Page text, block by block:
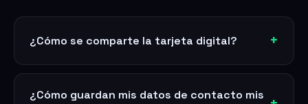
¿Cómo se comparte la tarjeta digital?
¿Cómo guardan mis datos de contacto mis